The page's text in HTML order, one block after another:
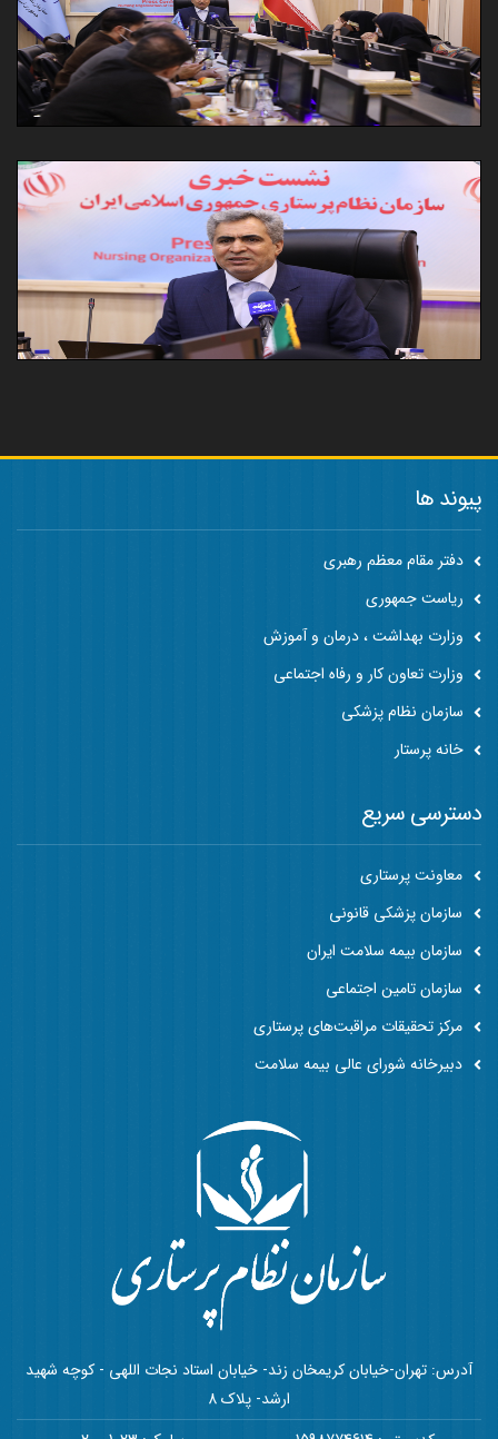
پیوند ها
دفتر مقام معظم رهبری
ریاست جمهوری
وزارت بهداشت ، درمان و آموزش
وزارت تعاون کار و رفاه اجتماعی
سازمان نظام پزشکی
خانه پرستار
آدرس: تهران-خیابان کریمخان زند- خیابان استاد نجات اللهی - کوچه شهید
ارشد- پلاک 8
دسترسی سریع
معاونت پرستاری
سازمان پزشکی قانونی
سازمان بیمه سلامت ایران
سازمان تامین اجتماعی
مرکز تحقیقات مراقبت‌های پرستاری
دبیرخانه شورای عالی بیمه سلامت